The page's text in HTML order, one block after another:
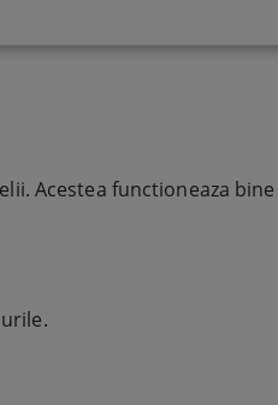
Acestea functioneaza bine